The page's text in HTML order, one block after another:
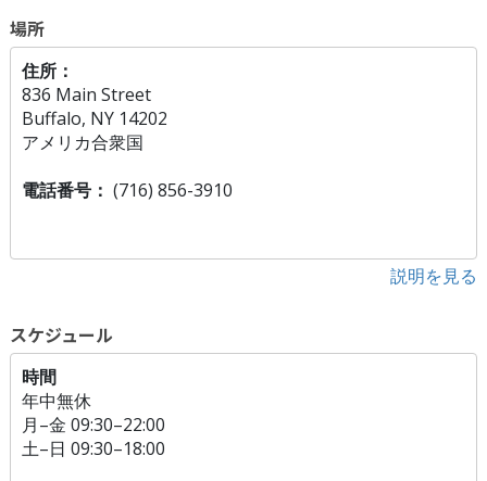
場所
住所：
836 Main Street
Buffalo, NY 14202
アメリカ合衆国
電話番号： (716) 856-3910
説明を見る
スケジュール
時間
年中無休
月–金 09:30–22:00
土–日 09:30–18:00